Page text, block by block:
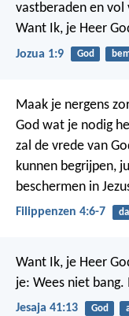
vastberaden en
Want Ik, je Heer
Jozua 1:9 God
Maak je nergens
God wat je nodig
zal de vrede van
kunnen begrijpen,
beschermen in
Filippenzen 4:6-7
Want Ik, je Heer
je: Wees niet bang.
Jesaja 41:13 God